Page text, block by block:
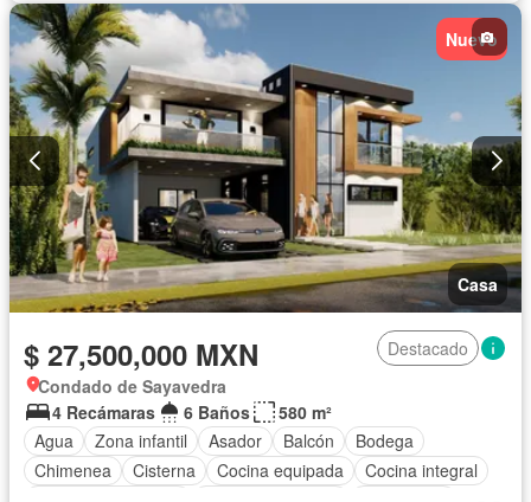
Azotea
Jacuzzi Agua
Cuarto de Limpieza
Televisión por cable
Calefacción
Asador
Chimenea
Bodega Zonas verdes
Despacho
Recámara con closet
Parcialmente amueblado
Nuevo
Casa
$ 27,500,000 MXN
Destacado
Condado de Sayavedra
4 Recámaras
6 Baños
580 m²
Agua
Zona infantil Asador Balcón
Bodega
Chimenea
Cisterna Cocina equipada
Cocina integral